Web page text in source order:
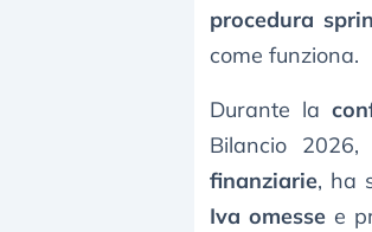
procedura
come funziona.
Durante la
Bilancio
finanziarie, ha
Iva omessee